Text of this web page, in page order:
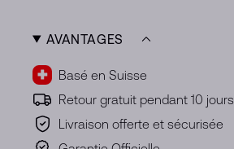
AVANTAGES
Basé en Suisse
Retour gratuit pendant 10 jours
Livraison offerte et sécurisée